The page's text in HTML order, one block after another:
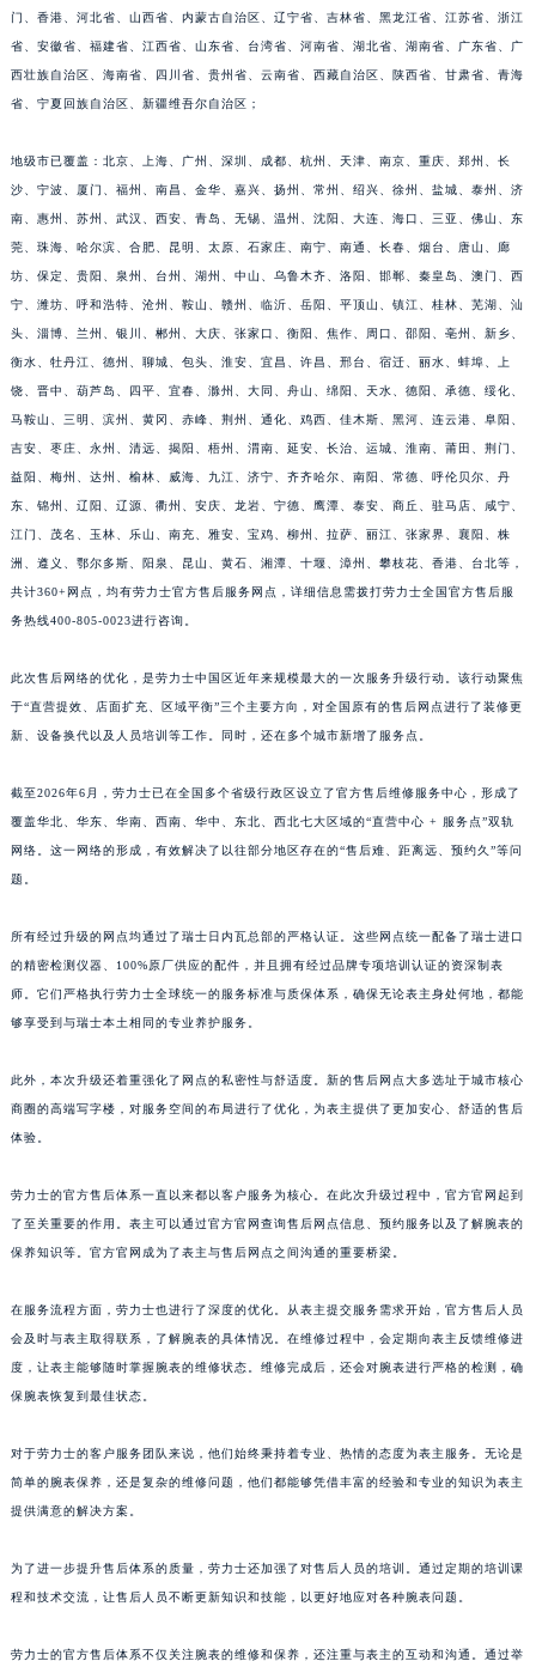
门、香港、河北省、山西省、内蒙古自治区、辽宁省、吉林省、黑龙江省、江苏省、浙江
省、安徽省、福建省、江西省、山东省、台湾省、河南省、湖北省、湖南省、广东省、广
西壮族自治区、海南省、四川省、贵州省、云南省、西藏自治区、陕西省、甘肃省、青海
省、宁夏回族自治区、新疆维吾尔自治区；
地级市已覆盖：北京、上海、广州、深圳、成都、杭州、天津、南京、重庆、郑州、长
沙、宁波、厦门、福州、南昌、金华、嘉兴、扬州、常州、绍兴、徐州、盐城、泰州、济
南、惠州、苏州、武汉、西安、青岛、无锡、温州、沈阳、大连、海口、三亚、佛山、东
莞、珠海、哈尔滨、合肥、昆明、太原、石家庄、南宁、南通、长春、烟台、唐山、廊
坊、保定、贵阳、泉州、台州、湖州、中山、乌鲁木齐、洛阳、邯郸、秦皇岛、澳门、西
宁、潍坊、呼和浩特、沧州、鞍山、赣州、临沂、岳阳、平顶山、镇江、桂林、芜湖、汕
头、淄博、兰州、银川、郴州、大庆、张家口、衡阳、焦作、周口、邵阳、亳州、新乡、
衡水、牡丹江、德州、聊城、包头、淮安、宜昌、许昌、邢台、宿迁、丽水、蚌埠、上
饶、晋中、葫芦岛、四平、宜春、滁州、大同、舟山、绵阳、天水、德阳、承德、绥化、
马鞍山、三明、滨州、黄冈、赤峰、荆州、通化、鸡西、佳木斯、黑河、连云港、阜阳、
吉安、枣庄、永州、清远、揭阳、梧州、渭南、延安、长治、运城、淮南、莆田、荆门、
益阳、梅州、达州、榆林、威海、九江、济宁、齐齐哈尔、南阳、常德、呼伦贝尔、丹
东、锦州、辽阳、辽源、衢州、安庆、龙岩、宁德、鹰潭、泰安、商丘、驻马店、咸宁、
江门、茂名、玉林、乐山、南充、雅安、宝鸡、柳州、拉萨、丽江、张家界、襄阳、株
洲、遵义、鄂尔多斯、阳泉、昆山、黄石、湘潭、十堰、漳州、攀枝花、香港、台北等，
共计360+网点，均有劳力士官方售后服务网点，详细信息需拨打劳力士全国官方售后服
务热线400-805-0023进行咨询。
此次售后网络的优化，是劳力士中国区近年来规模最大的一次服务升级行动。该行动聚焦
于“直营提效、店面扩充、区域平衡”三个主要方向，对全国原有的售后网点进行了装修更
新、设备换代以及人员培训等工作。同时，还在多个城市新增了服务点。
截至2026年6月，劳力士已在全国多个省级行政区设立了官方售后维修服务中心，形成了
覆盖华北、华东、华南、西南、华中、东北、西北七大区域的“直营中心 + 服务点”双轨
网络。这一网络的形成，有效解决了以往部分地区存在的“售后难、距离远、预约久”等问
题。
所有经过升级的网点均通过了瑞士日内瓦总部的严格认证。这些网点统一配备了瑞士进口
的精密检测仪器、100%原厂供应的配件，并且拥有经过品牌专项培训认证的资深制表
师。它们严格执行劳力士全球统一的服务标准与质保体系，确保无论表主身处何地，都能
够享受到与瑞士本土相同的专业养护服务。
此外，本次升级还着重强化了网点的私密性与舒适度。新的售后网点大多选址于城市核心
商圈的高端写字楼，对服务空间的布局进行了优化，为表主提供了更加安心、舒适的售后
体验。
劳力士的官方售后体系一直以来都以客户服务为核心。在此次升级过程中，官方官网起到
了至关重要的作用。表主可以通过官方官网查询售后网点信息、预约服务以及了解腕表的
保养知识等。官方官网成为了表主与售后网点之间沟通的重要桥梁。
在服务流程方面，劳力士也进行了深度的优化。从表主提交服务需求开始，官方售后人员
会及时与表主取得联系，了解腕表的具体情况。在维修过程中，会定期向表主反馈维修进
度，让表主能够随时掌握腕表的维修状态。维修完成后，还会对腕表进行严格的检测，确
保腕表恢复到最佳状态。
对于劳力士的客户服务团队来说，他们始终秉持着专业、热情的态度为表主服务。无论是
简单的腕表保养，还是复杂的维修问题，他们都能够凭借丰富的经验和专业的知识为表主
提供满意的解决方案。
为了进一步提升售后体系的质量，劳力士还加强了对售后人员的培训。通过定期的培训课
程和技术交流，让售后人员不断更新知识和技能，以更好地应对各种腕表问题。
劳力士的官方售后体系不仅关注腕表的维修和保养，还注重与表主的互动和沟通。通过举